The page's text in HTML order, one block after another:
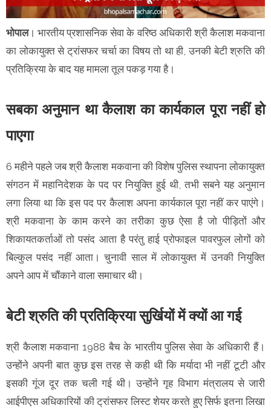
भोपाल। भारतीय प्रशासनिक सेवा के वरिष्ठ अधिकारी श्री कैलाश मकवाना
का लोकायुक्त से ट्रांसफर चर्चा का विषय तो था ही, उनकी बेटी श्रुति की
प्रतिक्रिया के बाद यह मामला तूल पकड़ गया है।
सबका अनुमान था कैलाश का कार्यकाल पूरा नहीं हो
पाएगा
6 महीने पहले जब श्री कैलाश मकवाना की विशेष पुलिस स्थापना लोकायुक्त
संगठन में महानिदेशक के पद पर नियुक्ति हुई थी, तभी सबने यह अनुमान
लगा लिया था कि इस पद पर कैलाश अपना कार्यकाल पूरा नहीं कर पाएंगे।
श्री मकवाना के काम करने का तरीका कुछ ऐसा है जो पीड़ितों और
शिकायतकर्ताओं तो पसंद आता है परंतु हाई प्रोफाइल पावरफुल लोगों को
बिल्कुल पसंद नहीं आता। चुनावी साल में लोकायुक्त में उनकी नियुक्ति
अपने आप में चौंकाने वाला समाचार थी।
बेटी श्रुति की प्रतिक्रिया सुर्खियों में क्यों आ गई
श्री कैलाश मकवाना 1988 बैच के भारतीय पुलिस सेवा के अधिकारी हैं।
उन्होंने अपनी बात कुछ इस तरह से कही थी कि मर्यादा भी नहीं टूटी और
इसकी गूंज दूर तक चली गई थी। उन्होंने गृह विभाग मंत्रालय से जारी
आईपीएस अधिकारियों की ट्रांसफर लिस्ट शेयर करते हुए सिर्फ इतना लिखा